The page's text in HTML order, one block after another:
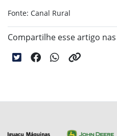
Fonte: Canal Rural
Compartilhe esse artigo